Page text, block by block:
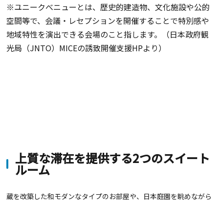
※ユニークべニューとは、歴史的建造物、文化施設や公的
空間等で、会議・レセプションを開催することで特別感や
地域特性を演出できる会場のこと指します。（日本政府観
光局（JNTO）MICEの誘致開催支援HPより）
上質な滞在を提供する2つのスイート
ルーム
蔵を改築した和モダンなタイプのお部屋や、日本庭園を眺めながら